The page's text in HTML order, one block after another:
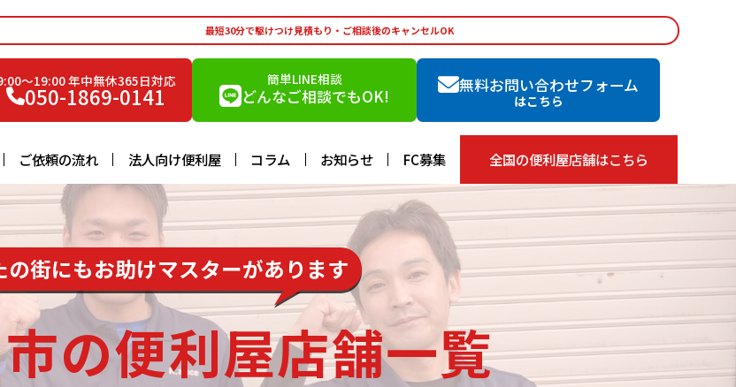
最短30分で駆けつけ見積もり・ご相談後のキャンセルOK
〜19:00 年中無休365日対応
050-1869-0141
簡単LINE相談
どんなご相談でもOK!
無料お問い合わせフォーム
はこちら
ご依頼の流れ 法人向け便利屋 コラム お知らせ FC募集 全国の便利屋店舗はこちら
の街にもお助けマスターがあります
の便利屋店舗一覧